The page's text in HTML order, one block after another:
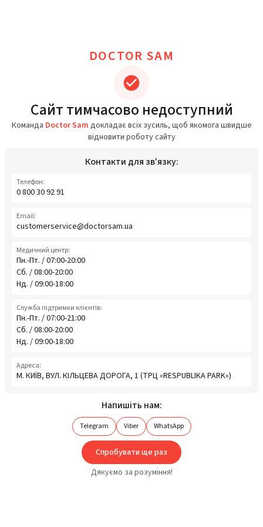
DOCTOR SAM
Сайт тимчасово недоступний
Команда Doctor Sam докладає всіх зусиль, щоб якомога швидше
відновити роботу сайту
Контакти для зв'язку:
Телефон:
0 800 30 92 91
Email:
customerservice@doctorsam.ua
Медичний центр:
Пн.-Пт. / 07:00-20:00
Сб. / 08:00-20:00
Нд. / 09:00-18:00
Служба підтримки клієнтів:
Пн.-Пт. / 07:00-21:00
Сб. / 08:00-20:00
Нд. / 09:00-18:00
Адреса:
М. КИЇВ, ВУЛ. КІЛЬЦЕВА ДОРОГА, 1 (ТРЦ «RESPUBLIKA PARK»)
Напишіть нам:
Telegram Viber WhatsApp
Спробувати ще раз
Дякуємо за розуміння!